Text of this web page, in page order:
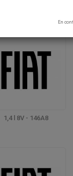
- VERSTÄRKTE
1,4 l 8V - 146A8
En